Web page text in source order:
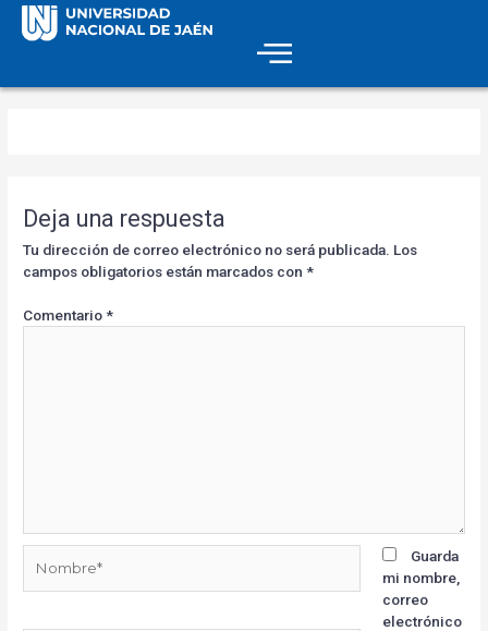
Deja una respuesta
Tu dirección de correo electrónico no será publicada. Los
campos obligatorios están marcados con*
Comentario*
Guarda
mi nombre,
correo
electrónico